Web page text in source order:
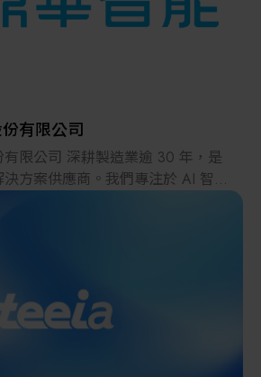
有限公司
限公司 深耕製造業逾 30 年，是
方案供應商。我們專注於 AI 智慧
數位轉型套件，包括 製造執行系統
系統 (APS)，確保生產流程高效、